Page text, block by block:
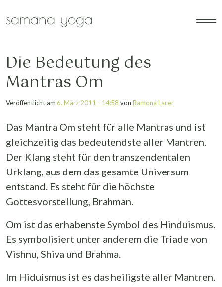
samana yoga
Die Bedeutung des
Mantras Om
Veröffentlicht am 6. März 2011 - 14:58 von Ramona Lauer
Das Mantra Om steht für alle Mantras und ist
gleichzeitig das bedeutendste aller Mantren.
Der Klang steht für den transzendentalen
Urklang, aus dem das gesamte Universum
entstand. Es steht für die höchste
Gottesvorstellung, Brahman.
Om ist das erhabenste Symbol des Hinduismus.
Es symbolisiert unter anderem die Triade von
Vishnu, Shiva und Brahma.
Im Hiduismus ist es das heiligste aller Mantren.